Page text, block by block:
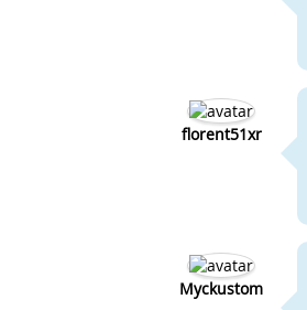
florent51xr
Myckustom